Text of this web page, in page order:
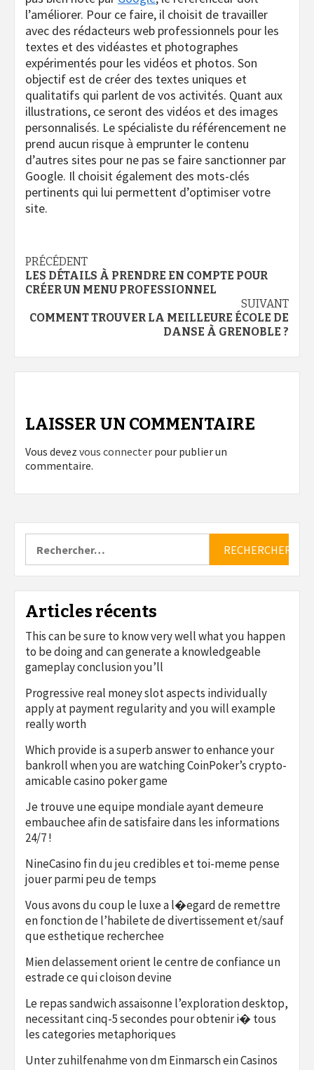
l’améliorer. Pour ce faire, il choisit de travailler
avec des rédacteurs web professionnels pour les
textes et des vidéastes et photographes
expérimentés pour les vidéos et photos. Son
objectif est de créer des textes uniques et
qualitatifs qui parlent de vos activités. Quant aux
illustrations, ce seront des vidéos et des images
personnalisés. Le spécialiste du référencement ne
prend aucun risque à emprunter le contenu
d’autres sites pour ne pas se faire sanctionner par
Google. Il choisit également des mots-clés
pertinents qui lui permettent d’optimiser votre
site.
Navigation
d’article
PRÉCÉDENT
LES DÉTAILS À PRENDRE EN COMPTE POUR
CRÉER UN MENU PROFESSIONNEL
SUIVANT
COMMENT TROUVER LA MEILLEURE ÉCOLE DE
DANSE À GRENOBLE ?
LAISSER UN COMMENTAIRE
Vous devez vous connecter pour publier un
commentaire.
Articles récents
This can be sure to know very well what you happen
to be doing and can generate a knowledgeable
gameplay conclusion you’ll
Progressive real money slot aspects individually
apply at payment regularity and you will example
really worth
Which provide is a superb answer to enhance your
bankroll when you are watching CoinPoker’s crypto-
amicable casino poker game
Je trouve une equipe mondiale ayant demeure
embauchee afin de satisfaire dans les informations
24/7 !
NineCasino fin du jeu credibles et toi-meme pense
jouer parmi peu de temps
Vous avons du coup le luxe a l�egard de remettre
en fonction de l’habilete de divertissement et/sauf
que esthetique recherchee
Mien delassement orient le centre de confiance un
estrade ce qui cloison devine
Le repas sandwich assaisonne l’exploration desktop,
necessitant cinq-5 secondes pour obtenir i� tous
les categories metaphoriques
Unter zuhilfenahme von dm Einmarsch ein Casinos